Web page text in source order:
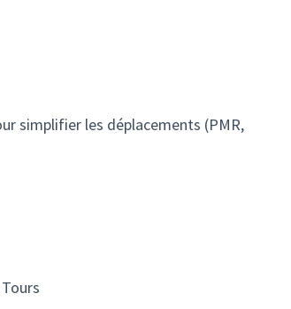
simplifier les déplacements (PMR,